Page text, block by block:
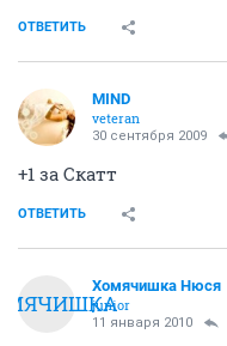
ОТВЕТИТЬ
MIND
veteran
30 сентября 2009
+1 за Скатт
ОТВЕТИТЬ
Хомячишка Нюся
junior
11 января 2010